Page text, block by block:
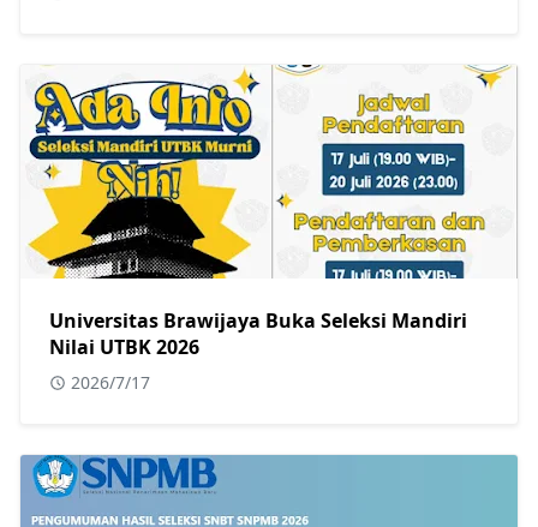
Universitas Brawijaya Buka Seleksi Mandiri
Nilai UTBK 2026
2026/7/17